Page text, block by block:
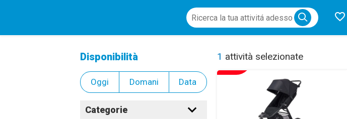
Alquiler de Artículos para Bebés
Disponibilità
Oggi Domani Data
Categorie
Close menu
1 attività selezionate